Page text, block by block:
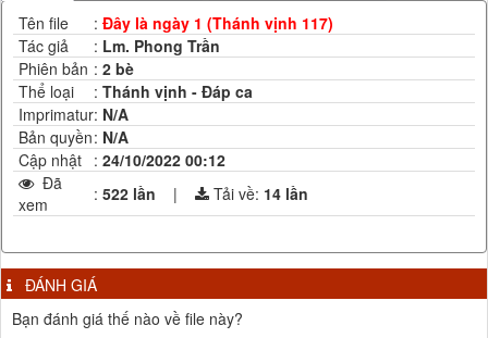
Tên file : Đây là ngày 1 (Thánh vịnh 117)
Tác giả
: Lm. Phong Trần
Phiên bản : 2 bè
Thể loại
: Thánh vịnh - Đáp ca
Imprimatur: N/A
Bản quyền: N/A
Cập nhật : 24/10/2022 00:12
Đã
xem
: 522 lần | Tải về: 14 lần
ĐÁNH GIÁ
Bạn đánh giá thế nào về file này?